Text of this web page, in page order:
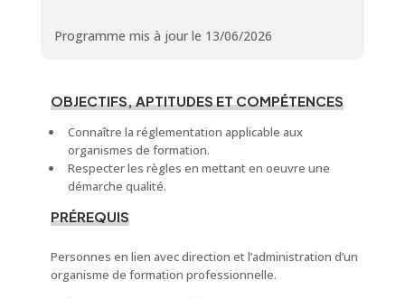
Programme mis à jour le 13/06/2026
OBJECTIFS, APTITUDES ET COMPÉTENCES
Connaître la réglementation applicable aux
organismes de formation.
Respecter les règles en mettant en oeuvre une
démarche qualité.
PRÉREQUIS
Personnes en lien avec direction et l’administration d’un
organisme de formation professionnelle.